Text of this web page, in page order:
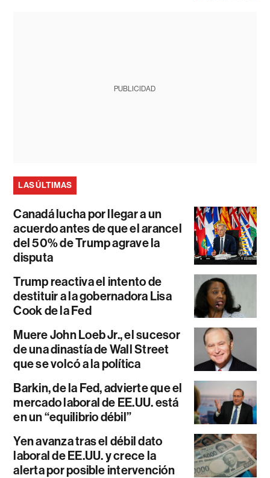
PUBLICIDAD
LAS ÚLTIMAS
Canadá lucha por llegar a un
acuerdo antes de que el arancel
del 50% de Trump agrave la
disputa
Trump reactiva el intento de
destituir a la gobernadora Lisa
Cook de la Fed
Muere John Loeb Jr., el sucesor
de una dinastía de Wall Street
que se volcó a la política
Barkin, de la Fed, advierte que el
mercado laboral de EE.UU. está
en un “equilibrio débil”
Yen avanza tras el débil dato
laboral de EE.UU. y crece la
alerta por posible intervención